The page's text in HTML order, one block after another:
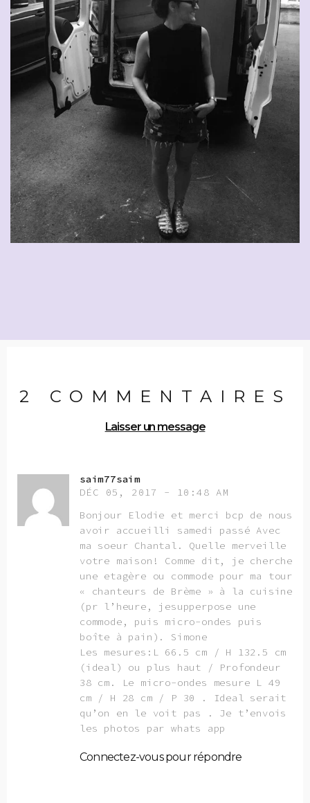
2 COMMENTAIRES
Laisser un message
saim77saim
DÉC 05, 2017 - 10:48 AM
Bonjour Elodie et merci bcp de nous
avoir accueilli samedi passé Avec
ma soeur Chantal. Quelle merveille
votre maison! Comme dit, je cherche
une etagère ou commode pour ma tour
« chanteurs de Brème » à la cuisine
(pr l’heure, jesupperpose une
commode, puis micro-ondes puis
boîte à pain). Simone
Les mesures:L 66.5 cm / H 132.5 cm
(ideal) ou plus haut / Profondeur
38 cm. Le micro-ondes mesure L 49
cm / H 28 cm / P 30 . Ideal serait
qu’on en le voit pas . Je t’envois
les photos par whats app
Connectez-vous pour répondre